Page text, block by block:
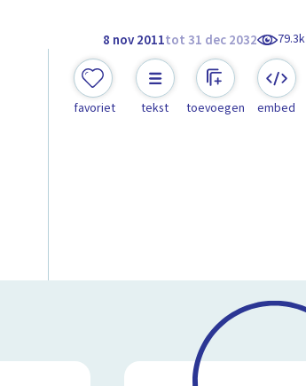
8 nov 2011tot 31 dec 2032 79.3k
favoriet tekst toevoegen embed